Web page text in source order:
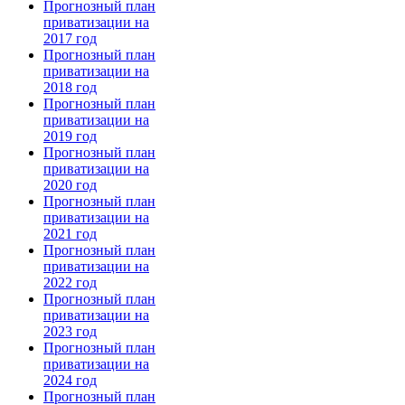
Прогнозный план
приватизации на
2017 год
Прогнозный план
приватизации на
2018 год
Прогнозный план
приватизации на
2019 год
Прогнозный план
приватизации на
2020 год
Прогнозный план
приватизации на
2021 год
Прогнозный план
приватизации на
2022 год
Прогнозный план
приватизации на
2023 год
Прогнозный план
приватизации на
2024 год
Прогнозный план